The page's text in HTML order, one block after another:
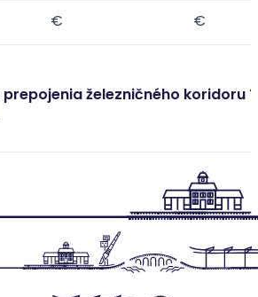
€ €
železničného koridoru